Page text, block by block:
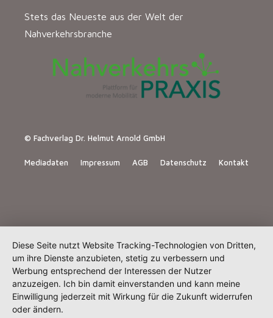
Stets das Neueste aus der Welt der
Nahverkehrsbranche
© Fachverlag Dr. Helmut Arnold GmbH
Mediadaten Impressum AGB Datenschutz Kontakt
Diese Seite nutzt Website Tracking-Technologien von Dritten,
um ihre Dienste anzubieten, stetig zu verbessern und
Werbung entsprechend der Interessen der Nutzer
anzuzeigen. Ich bin damit einverstanden und kann meine
Einwilligung jederzeit mit Wirkung für die Zukunft widerrufen
oder ändern.